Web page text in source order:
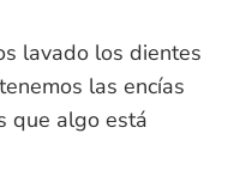
lavado los dientes
las encías
que algo está